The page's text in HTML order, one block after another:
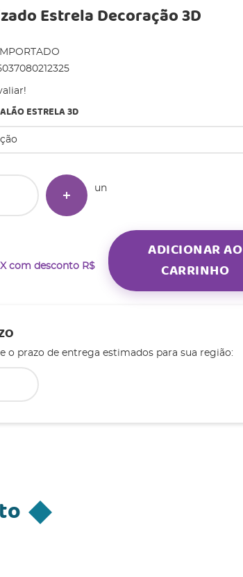
Estrela Decoração 3D
ESTRELA 3D
un
com desconto R$
ADICIONAR AO
CARRINHO
o prazo de entrega estimados para sua região: